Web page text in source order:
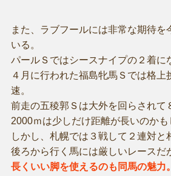
また、ラブフールには非常な期待を
いる。
パールＳではシースナイプの２着に
４月に行われた福島牝馬Ｓでは格上
速。
前走の五稜郭Ｓは大外を回らされて
2000ｍは少しだけ距離が長いのかも
しかし、札幌では３戦して２連対と
後ろから行く馬には厳しいレースだ
長くいい脚を使えるのも同馬の魅力。